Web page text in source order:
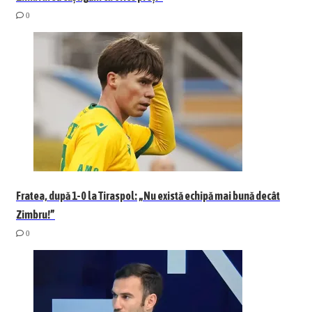
0
Fratea, după 1-0 la Tiraspol: „Nu există echipă mai bună decât
Zimbru!”
0